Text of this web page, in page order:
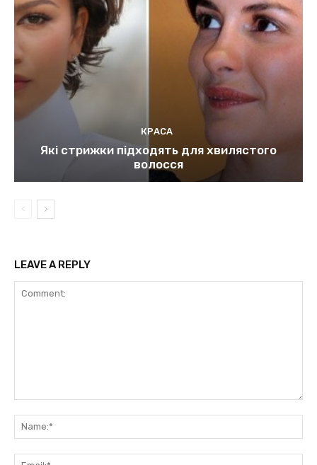
КРАСА
Які стрижки підходять для хвилястого
волосся
LEAVE A REPLY